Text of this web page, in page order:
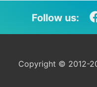
Follow us:
Copyright © 2012-